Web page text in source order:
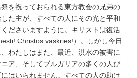
を祝っておられる東方教会の兄弟の
た主が、すべての人にその光と平和
ださいますように。キリストは復活
Christos vaskries!）。しかし今日
わたしはまた、最近、洪水の被害に
ア、そしてブルガリアの多くの人び
はいられません。すべての人の助け